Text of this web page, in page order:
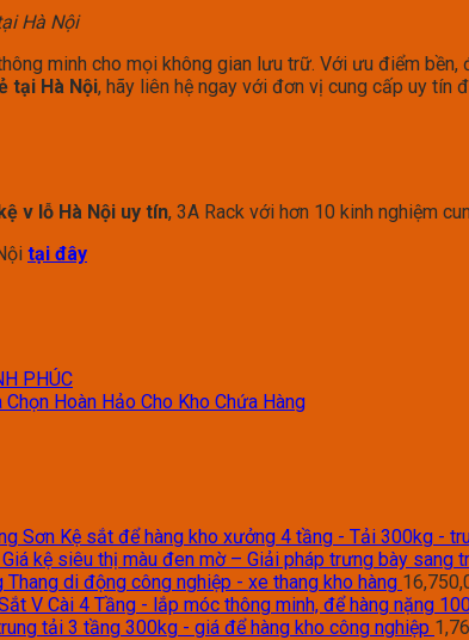
Hà Nội
minh cho mọi không gian lưu trữ. Với ưu điểm
tại Hà Nội, hãy liên hệ ngay với đơn vị cung cấp uy tín
v lỗ Hà Nội uy tín, 3A Rack với hơn 10 kinh nghiệm
tại đây
PHÚC
Hoàn Hảo Cho Kho Chứa Hàng
Kệ sắt để hàng kho xưởng 4 tầng - Tải 300kg -
Giá kệ siêu thị màu đen mờ – Giải pháp trưng bày sang
Thang di động công nghiệp - xe thang kho hàng
V Cài 4 Tầng - lắp móc thông minh, để hàng nặng
tải 3 tầng 300kg - giá để hàng kho công nghiệp